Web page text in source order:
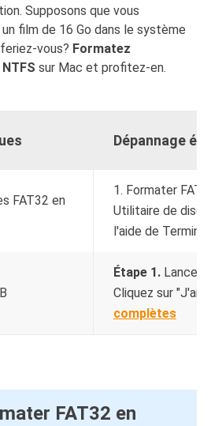
Supposons que vous
film de 16 Go dans le système
vous? Formatez
sur Mac et profitez-en.
Dépannage
FAT32 en
1. Formater
Utilitaire de
l'aide de
Étape 1. Lancez
Cliquez sur "J'ai
complètes
FAT32 en